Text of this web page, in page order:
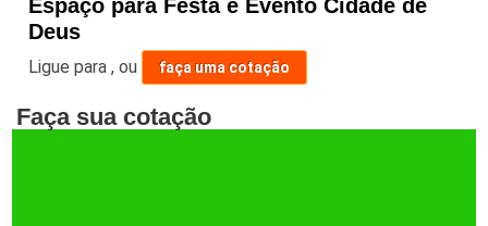
Espaço para Festa e Evento Cidade de
Deus
Ligue para,ou faça uma cotação
Faça sua cotação